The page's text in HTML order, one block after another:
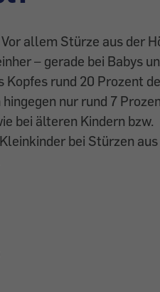
allem Stürze aus der
– gerade bei Babys
rund 20 Prozent
nur rund 7
bei älteren Kindern bzw.
bei Stürzen